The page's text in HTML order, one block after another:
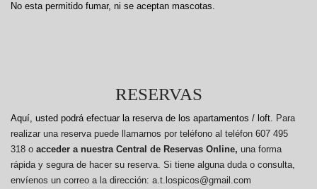
No esta permitido fumar, ni se aceptan mascotas.
RESERVAS
Aquí, usted podrá efectuar la reserva de los apartamentos / loft. Para
realizar una reserva puede llamarnos por teléfono al teléfon 607 495
318 o acceder a nuestra Central de Reservas Online, una forma
rápida y segura de hacer su reserva. Si tiene alguna duda o consulta,
envíenos un correo a la dirección: a.t.lospicos@gmail.com